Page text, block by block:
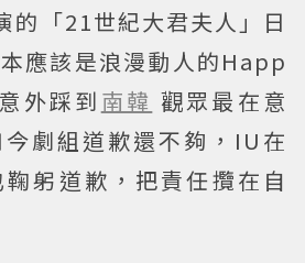
的「21世紀大君夫人」日
應該是浪漫動人的Happ
外踩到 南韓 觀眾最在意
劇組道歉還不夠，IU在
躬道歉，把責任攬在自